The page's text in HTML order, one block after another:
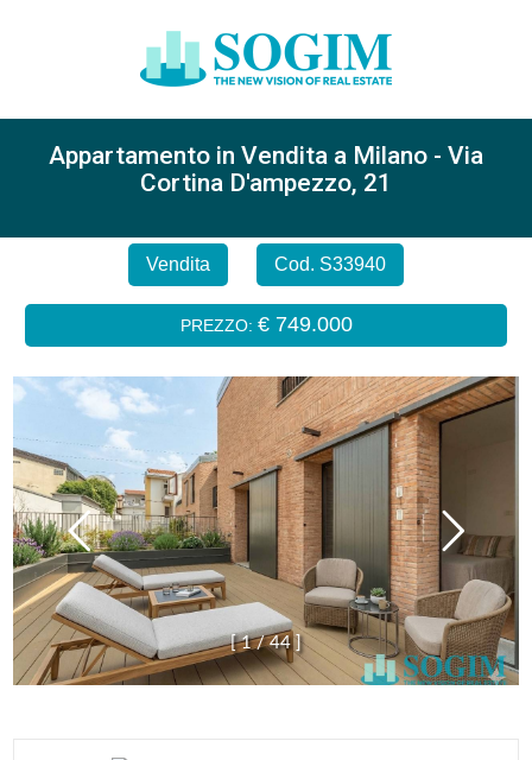
Appartamento in Vendita a Milano - Via
Cortina D'ampezzo, 21
Vendita Cod. S33940
PREZZO: € 749.000
[ 1 / 44 ]